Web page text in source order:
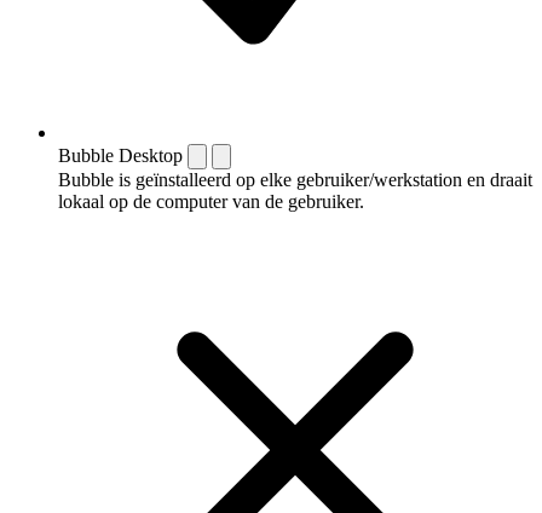
Bubble Desktop
Bubble is geïnstalleerd op elke gebruiker/werkstation en draait
lokaal op de computer van de gebruiker.